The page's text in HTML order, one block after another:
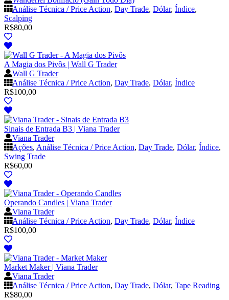
Análise Técnica / Price Action, Day Trade, Dólar, Índice,
Scalping
R$80,00
A Magia dos Pivôs | Wall G Trader
Wall G Trader
Análise Técnica / Price Action, Day Trade, Dólar, Índice
R$100,00
Sinais de Entrada B3 | Viana Trader
Viana Trader
Ações, Análise Técnica / Price Action, Day Trade, Dólar, Índice,
Swing Trade
R$60,00
Operando Candles | Viana Trader
Viana Trader
Análise Técnica / Price Action, Day Trade, Dólar, Índice
R$100,00
Market Maker | Viana Trader
Viana Trader
Análise Técnica / Price Action, Day Trade, Dólar, Tape Reading
R$80,00